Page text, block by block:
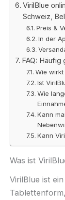
VirilBlue
Schweiz,
Preis &
In der
FAQ: Häufig
Wie wirkt
Ist
Wie
Kann
Kann
Was ist
VirilBlue ist